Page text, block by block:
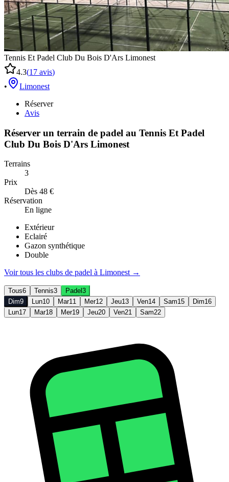
Tennis Et Padel Club Du Bois D'Ars Limonest
4.3(17 avis)
•
Limonest
Réserver
Avis
Réserver un terrain de padel au Tennis Et Padel
Club Du Bois D'Ars Limonest
Terrains
3
Prix
Dès 48 €
Réservation
En ligne
Extérieur
Eclairé
Gazon synthétique
Double
Voir tous les clubs de padel à Limonest→
Tous6 Tennis3 Padel 3
Dim9 Lun10 Mar11 Mer12 Jeu13 Ven14 Sam15 Dim16
Lun17 Mar18 Mer19 Jeu20 Ven21 Sam22